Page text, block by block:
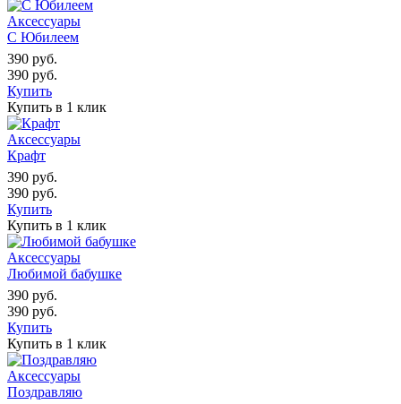
Аксессуары
С Юбилеем
390 руб.
390 руб.
Купить
Купить в 1 клик
Аксессуары
Крафт
390 руб.
390 руб.
Купить
Купить в 1 клик
Аксессуары
Любимой бабушке
390 руб.
390 руб.
Купить
Купить в 1 клик
Аксессуары
Поздравляю